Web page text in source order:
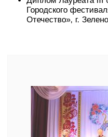
Городского
Отечество», г.